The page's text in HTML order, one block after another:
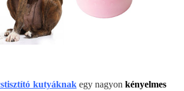
kutyáknakegy nagyon kényelmes